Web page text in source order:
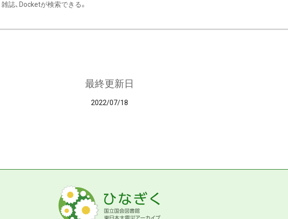
雑誌、Docketが検索できる。
最終更新日
2022/07/18